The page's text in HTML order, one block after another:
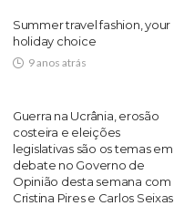
Summer travel fashion, your
holiday choice
9 anos atrás
Guerra na Ucrânia, erosão
costeira e eleições
legislativas são os temas em
debate no Governo de
Opinião desta semana com
Cristina Pires e Carlos Seixas